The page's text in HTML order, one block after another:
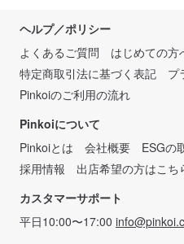
ヘルプ／ポリシー
よくあるご質問
はじめての方
特定商取引法に基づく表記
プ
Pinkoiのご利用の流れ
Pinkoiについて
Pinkoiとは
会社概要 ESGの
採用情報
出店希望の方はこち
カスタマーサポート
平日10:00〜17:00